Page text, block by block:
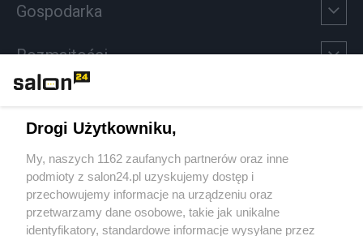
Gospodarka
Rozmaitości
Sport
Społeczeństwo
Kultura
Drogi Użytkowniku,
My, naszych 1162 zaufanych partnerów oraz inne
podmioty z salon24.pl uzyskujemy dostęp i
przechowujemy informacje na urządzeniu oraz
przetwarzamy dane osobowe, takie jak unikalne
identyfikatory, standardowe informacje wysyłane przez